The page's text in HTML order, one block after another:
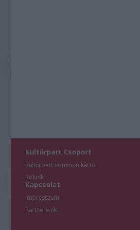
Kultúrpart Csoport
Kultúrpart Kommunikáció
Rólunk
Kapcsolat
Impresszum
Partnereink